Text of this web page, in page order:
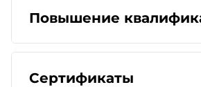
Повышение
Сертификаты